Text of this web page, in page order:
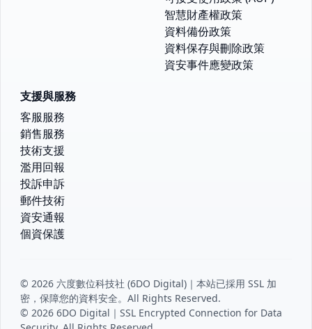
智慧財產權政策
資料備份政策
資料保存與刪除政策
資安事件應變政策
支援與服務
客服服務
銷售服務
技術支援
濫用回報
投訴申訴
郵件技術
資安通報
個資保護
© 2026 六度數位科技社 (6DO Digital)｜本站已採用 SSL 加
密，保障您的資料安全。All Rights Reserved.
© 2026 6DO Digital｜SSL Encrypted Connection for Data